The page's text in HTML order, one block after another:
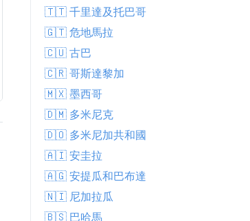
🇹🇹 千里達及托巴哥
🇬🇹 危地馬拉
🇨🇺 古巴
🇨🇷 哥斯達黎加
🇲🇽 墨西哥
🇩🇲 多米尼克
🇩🇴 多米尼加共和國
🇦🇮 安圭拉
🇦🇬 安提瓜和巴布達
🇳🇮 尼加拉瓜
🇧🇸 巴哈馬